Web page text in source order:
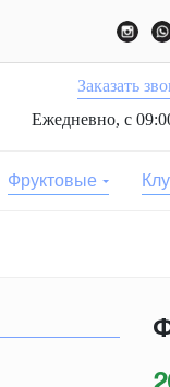
Заказать
Ежедневно, с
Фруктовые